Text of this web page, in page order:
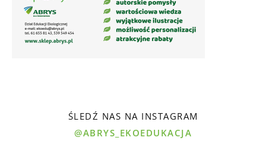
ŚLEDŹ NAS NA INSTAGRAM
@ABRYS_EKOEDUKACJA